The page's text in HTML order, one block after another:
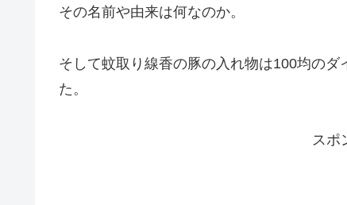
その名前や由来は何なのか。
そして蚊取り線香の豚の入れ物は100均の
た。
スポ